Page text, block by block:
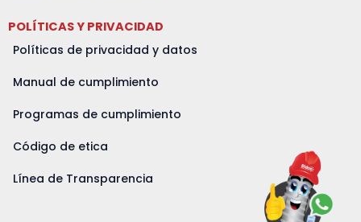
POLÍTICAS Y PRIVACIDAD
Políticas de privacidad y datos
Manual de cumplimiento
Programas de cumplimiento
Código de etica
Línea de Transparencia